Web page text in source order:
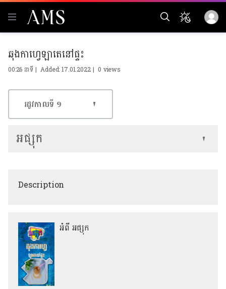
ឆុងកាហ្វេឡាតេនៅផ្ទះ
00:26 នាទី | Added: 17.01.2022 |0 views
Description
អំពី អផ្សុក
រដូវកាលទី​ ១
អផ្សុក